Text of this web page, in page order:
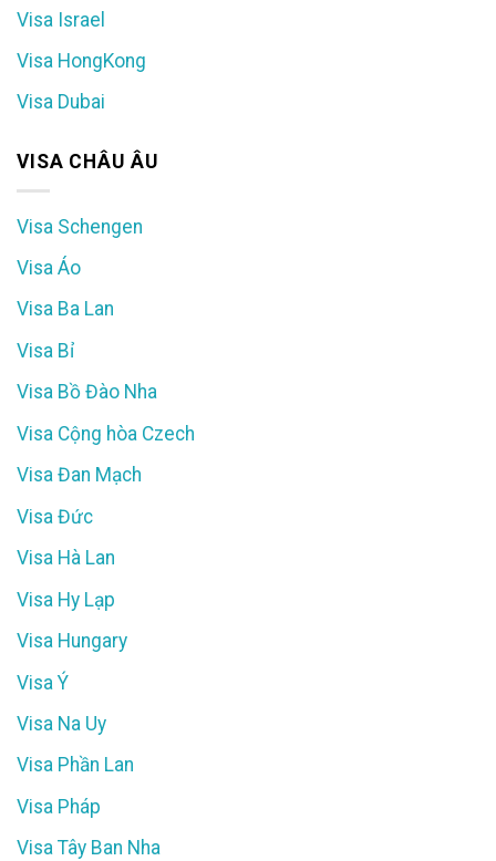
Visa Israel
Visa HongKong
Visa Dubai
VISA CHÂU ÂU
Visa Schengen
Visa Áo
Visa Ba Lan
Visa Bỉ
Visa Bồ Đào Nha
Visa Cộng hòa Czech
Visa Đan Mạch
Visa Đức
Visa Hà Lan
Visa Hy Lạp
Visa Hungary
Visa Ý
Visa Na Uy
Visa Phần Lan
Visa Pháp
Visa Tây Ban Nha